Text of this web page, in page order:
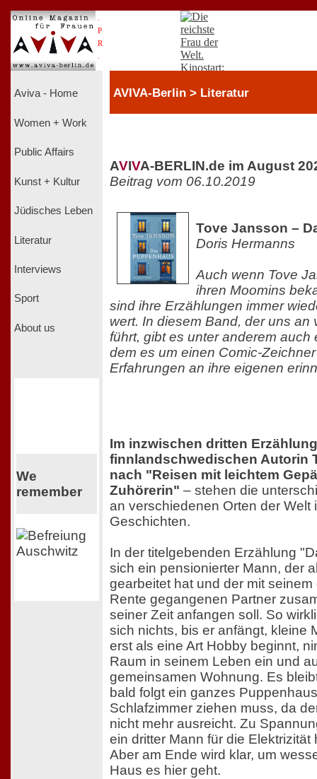
P
R
Aviva - Home
Women + Work
Public Affairs
Kunst + Kultur
Jüdisches Leben
Literatur
Interviews
Sport
About us
We
remember
AVIVA-Berlin > Literatur
AVIVA-BERLIN.de im August
Beitrag vom 06.10.2019
Tove Jansson –
Doris Hermanns
Auch wenn Tove
ihren Moomins
sind ihre Erzählungen immer
wert. In diesem Band, der uns an
führt, gibt es unter anderem auch
dem es um einen Comic-
Erfahrungen an ihre eigenen
Im inzwischen dritten
finnlandschwedischen Autorin
nach "Reisen mit leichtem
Zuhörerin" – stehen die
an verschiedenen Orten der Welt
Geschichten.
In der titelgebenden Erzählung
sich ein pensionierter Mann, der
gearbeitet hat und der mit
Rente gegangenen Partner
seiner Zeit anfangen soll. So
sich nichts, bis er anfängt, kleine
erst als eine Art Hobby beginnt,
Raum in seinem Leben ein und
gemeinsamen Wohnung. Es
bald folgt ein ganzes
Schlafzimmer ziehen muss, da
nicht mehr ausreicht. Zu
ein dritter Mann für die
Aber am Ende wird klar, um
Haus es hier geht.